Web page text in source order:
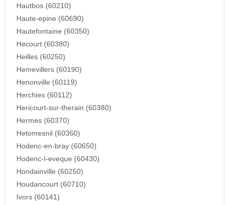
Hautbos (60210)
Haute-epine (60690)
Hautefontaine (60350)
Hecourt (60380)
Heilles (60250)
Hemevillers (60190)
Henonville (60119)
Herchies (60112)
Hericourt-sur-therain (60380)
Hermes (60370)
Hetomesnil (60360)
Hodenc-en-bray (60650)
Hodenc-l-eveque (60430)
Hondainville (60250)
Houdancourt (60710)
Ivors (60141)